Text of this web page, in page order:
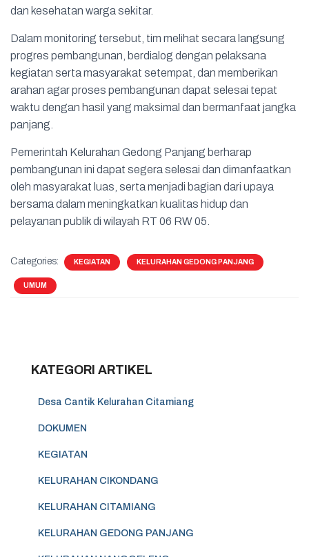
dan kesehatan warga sekitar.
Dalam monitoring tersebut, tim melihat secara langsung
progres pembangunan, berdialog dengan pelaksana
kegiatan serta masyarakat setempat, dan memberikan
arahan agar proses pembangunan dapat selesai tepat
waktu dengan hasil yang maksimal dan bermanfaat jangka
panjang.
Pemerintah Kelurahan Gedong Panjang berharap
pembangunan ini dapat segera selesai dan dimanfaatkan
oleh masyarakat luas, serta menjadi bagian dari upaya
bersama dalam meningkatkan kualitas hidup dan
pelayanan publik di wilayah RT 06 RW 05.
Categories: KEGIATAN KELURAHAN GEDONG PANJANG
UMUM
KATEGORI ARTIKEL
Desa Cantik Kelurahan Citamiang
DOKUMEN
KEGIATAN
KELURAHAN CIKONDANG
KELURAHAN CITAMIANG
KELURAHAN GEDONG PANJANG